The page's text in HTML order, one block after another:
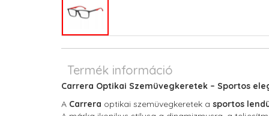
Termék információ
Carrera Optikai Szemüvegkeretek – Sportos
A Carrera optikai szemüvegkeretek a sportos